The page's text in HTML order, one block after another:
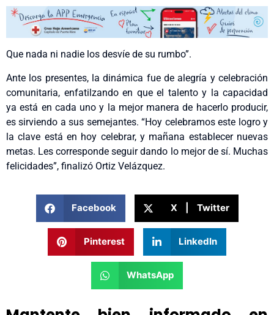
Que nada ni nadie los desvíe de su rumbo”.
Ante los presentes, la dinámica fue de alegría y celebración
comunitaria, enfatilzando en que el talento y la capacidad
ya está en cada uno y la mejor manera de hacerlo producir,
es sirviendo a sus semejantes. “Hoy celebramos este logro y
la clave está en hoy celebrar, y mañana establecer nuevas
metas. Les corresponde seguir dando lo mejor de sí. Muchas
felicidades”, finalizó Ortiz Velázquez.
Facebook X | Twitter
Pinterest LinkedIn
WhatsApp